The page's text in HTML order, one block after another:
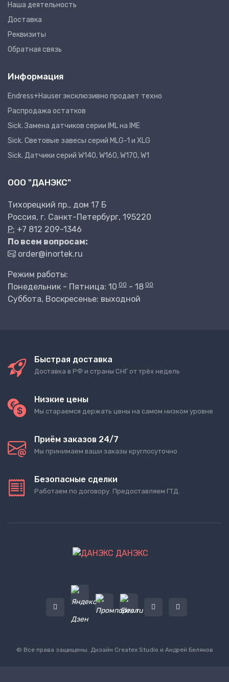
Наша деятельность
Доставка
Реквизиты
Обратная связь
Информация
Endress+Hauser эксклюзивно продает техно
Распродажа остатков
Sick. Замена датчиков серии IML на IME
Sick. Световые завесы серий MLG-1 и XLG
Sick. Датчики серий W140, W160, W170, W1
ООО "ДАНЭКС"
Тихорецкий пр., дом 17 Б
Россия, г. Санкт-Петербург, 195220
P: +7 812 209-1346
По всем вопросам:
order@inortek.ru
Режим работы:
Понедельник - Пятница: 10 00 - 18 00
Суббота, Воскресенье: выходной
Быстрая доставка
Доставка в РФ и страны СНГ от трёх недель
Низкие цены
Мы стараемся держать цены на самом низком уровне
Приём заказов 24/7
Мы принимаем ваши заказы круглосуточно
Безопасные сделки
Работаем по договору. Предоставляем ГТД.
ДАНЭКС
© Все права защищены. Дизайн Createx Studio и Андрей Беляков